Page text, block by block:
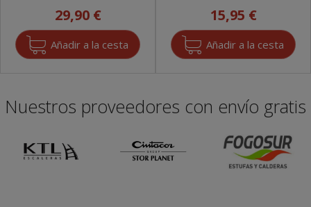
29,90 € 15,95 €
Nuestros proveedores con envío gratis